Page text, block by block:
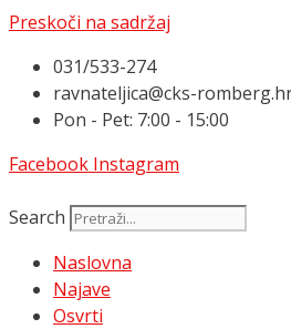
Preskoči na sadržaj
031/533-274
ravnateljica@cks-
Pon - Pet: 7:00 - 15:00
Facebook Instagram
Search
Naslovna
Najave
Osvrti